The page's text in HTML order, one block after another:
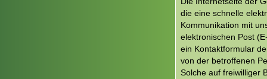
die eine schnelle
Kommunikation mit
elektronischen Post
ein Kontaktformular
von der betroffenen
Solche auf freiwilliger